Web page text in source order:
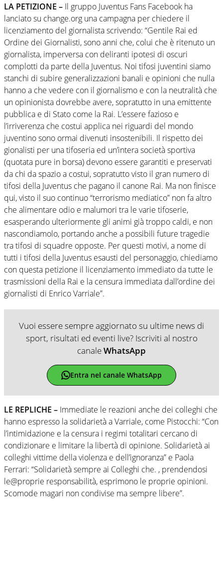
LA PETIZIONE – Il gruppo Juventus Fans Facebook ha
lanciato su change.org una campagna per chiedere il
licenziamento del giornalista scrivendo: “Gentile Rai ed
Ordine dei Giornalisti, sono anni che, colui che è ritenuto un
giornalista, imperversa con deliranti ipotesi di oscuri
complotti da parte della Juventus. Noi tifosi juventini siamo
stanchi di subire generalizzazioni banali e opinioni che nulla
hanno a che vedere con il giornalismo e con la neutralità che
un opinionista dovrebbe avere, sopratutto in una emittente
pubblica e di Stato come la Rai. L’essere fazioso e
l’irriverenza che costui applica nei riguardi del mondo
juventino sono ormai divenuti insostenibili. Il rispetto dei
gionalisti per una tifoseria ed un’intera società sportiva
(quotata pure in borsa) devono essere garantiti e preservati
da chi da spazio a costui, sopratutto visto il gran numero di
tifosi della Juventus che pagano il canone Rai. Ma non finisce
qui, visto il suo continuo “terrorismo mediatico” non fa altro
che alimentare odio e malumori tra le varie tifoserie,
esasperando ulteriormente gli animi già troppo caldi, e non
nascondiamolo, portando anche a possibili future tragedie
tra tifosi di squadre opposte. Per questi motivi, a nome di
tutti i tifosi della Juventus esausti del personaggio, chiediamo
con questa petizione il licenziamento immediato da tutte le
trasmissioni della Rai e la censura immediata dall’ordine dei
giornalisti di Enrico Varriale”.
Vuoi essere sempre aggiornato su ultime news di
sport, risultati ed eventi live? Iscriviti al nostro
canaleWhatsApp
Entra nel canale WhatsApp
LE REPLICHE – Immediate le reazioni anche dei colleghi che
hanno espresso la solidarietà a Varriale, come Pistocchi: “Con
l’intimidazione e la censura i regimi totalitari cercano di
condizionare e limitare la libertà di opinione. Solidarietà ai
colleghi vittime della violenza e dell’ignoranza” e Paola
Ferrari: “Solidarietà sempre ai Colleghi che. , prendendosi
le@proprie responsabilità, esprimono le proprie opinioni.
Scomode magari non condivise ma sempre libere”.